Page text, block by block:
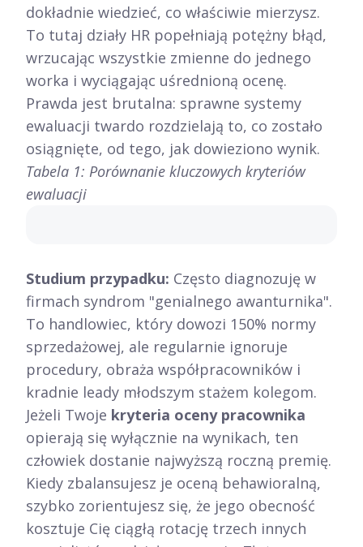
dokładnie wiedzieć, co właściwie mierzysz.
To tutaj działy HR popełniają potężny błąd,
wrzucając wszystkie zmienne do jednego
worka i wyciągając uśrednioną ocenę.
Prawda jest brutalna: sprawne systemy
ewaluacji twardo rozdzielają to, co zostało
osiągnięte, od tego, jak dowieziono wynik.
Tabela 1: Porównanie kluczowych kryteriów
ewaluacji
Studium przypadku: Często diagnozuję w
firmach syndrom "genialnego awanturnika".
To handlowiec, który dowozi 150% normy
sprzedażowej, ale regularnie ignoruje
procedury, obraża współpracowników i
kradnie leady młodszym stażem kolegom.
Jeżeli Twoje kryteria oceny pracownika
opierają się wyłącznie na wynikach, ten
człowiek dostanie najwyższą roczną premię.
Kiedy zbalansujesz je oceną behawioralną,
szybko zorientujesz się, że jego obecność
kosztuje Cię ciągłą rotację trzech innych